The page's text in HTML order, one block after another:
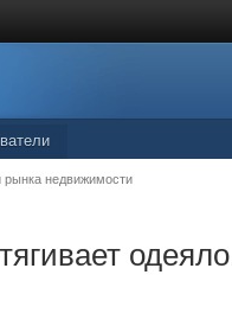
рынка недвижимости